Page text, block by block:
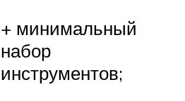
+ минимальный
набор
инструментов;